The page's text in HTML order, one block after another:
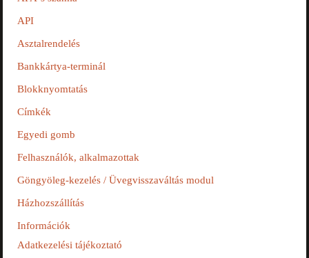
API
Asztalrendelés
Bankkártya-terminál
Blokknyomtatás
Címkék
Egyedi gomb
Felhasználók, alkalmazottak
Göngyöleg-kezelés / Üvegvisszaváltás modul
Házhozszállítás
Információk
Adatkezelési tájékoztató